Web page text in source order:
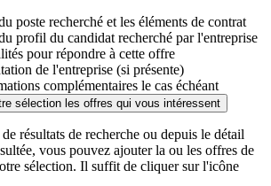
poste recherché et les éléments de contrat
profil du candidat recherché par l'entreprise
pour répondre à cette offre
de l'entreprise (si présente)
complémentaires le cas échéant
sélection les offres qui vous intéressent
résultats de recherche ou depuis le détail
vous pouvez ajouter la ou les offres de
sélection. Il suffit de cliquer sur l'icône